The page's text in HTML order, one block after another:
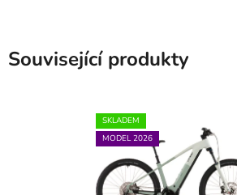
Související produkty
SKLADEM
MODEL 2026